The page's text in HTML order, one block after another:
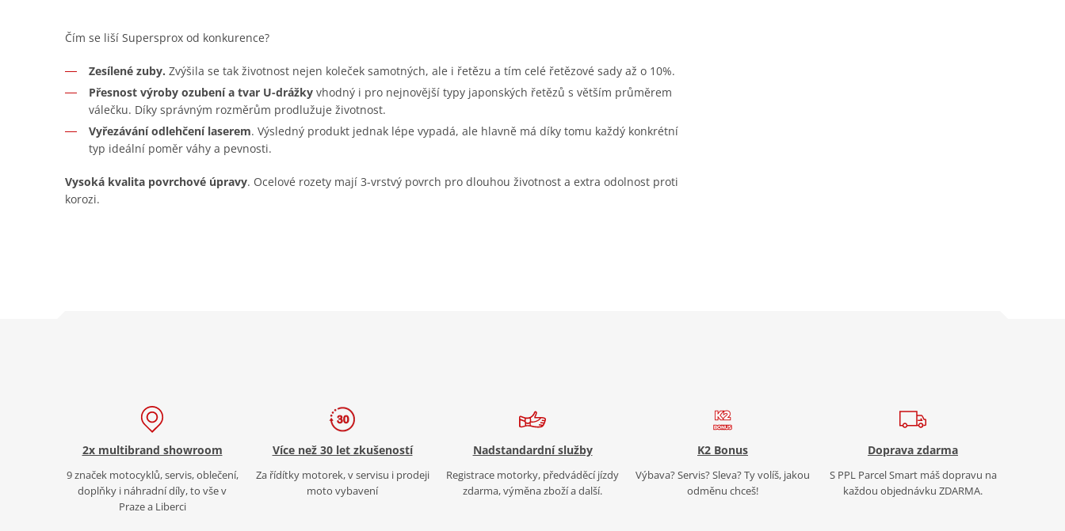
Čím se liší Supersprox od konkurence?
Zesílené zuby. Zvýšila se tak životnost nejen koleček samotných, ale i řetězu a tím celé řetězové sady až o 10%.
Přesnost výroby ozubení a tvar U-drážky vhodný i pro nejnovější typy japonských řetězů s větším průměrem
válečku. Díky správným rozměrům prodlužuje životnost.
Vyřezávání odlehčení laserem. Výsledný produkt jednak lépe vypadá, ale hlavně má díky tomu každý konkrétní
typ ideální poměr váhy a pevnosti.
Vysoká kvalita povrchové úpravy. Ocelové rozety mají 3-vrstvý povrch pro dlouhou životnost a extra odolnost proti
korozi.
2x multibrand showroom
9 značek motocyklů, servis, oblečení,
doplňky i náhradní díly, to vše v
Praze a Liberci
Více než 30 let zkušeností
Za řídítky motorek, v servisu i prodeji
moto vybavení
Nadstandardní služby
Registrace motorky, předváděcí jízdy
zdarma, výměna zboží a další.
K2 Bonus
Výbava? Servis? Sleva? Ty volíš, jakou
odměnu chceš!
Doprava zdarma
S PPL Parcel Smart máš dopravu na
každou objednávku ZDARMA.